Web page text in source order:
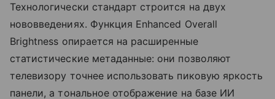
Технологически стандарт строится на двух
нововведениях. Функция Enhanced Overall
Brightness опирается на расширенные
статистические метаданные: они позволяют
телевизору точнее использовать пиковую яркость
панели, а тональное отображение на базе ИИ